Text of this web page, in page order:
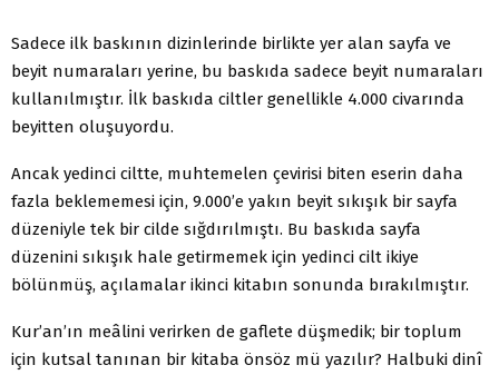
Sadece ilk baskının dizinlerinde birlikte yer alan sayfa ve
beyit numaraları yerine, bu baskıda sadece beyit numaraları
kullanılmıştır. İlk baskıda ciltler genellikle 4.000 civarında
beyitten oluşuyordu.
Ancak yedinci ciltte, muhtemelen çevirisi biten eserin daha
fazla beklememesi için, 9.000’e yakın beyit sıkışık bir sayfa
düzeniyle tek bir cilde sığdırılmıştı. Bu baskıda sayfa
düzenini sıkışık hale getirmemek için yedinci cilt ikiye
bölünmüş, açılamalar ikinci kitabın sonunda bırakılmıştır.
Kur’an’ın meâlini verirken de gaflete düşmedik; bir toplum
için kutsal tanınan bir kitaba önsöz mü yazılır? Halbuki dinî